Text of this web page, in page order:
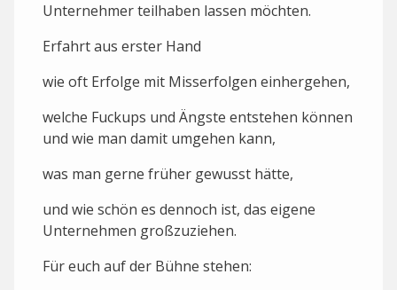
Unternehmer teilhaben lassen möchten.
E rfahrt aus erster Hand
w ie oft Erfolge mit Misserfolgen einhergehen,
w elche Fuckups und Ängste entstehen können
und wie man damit umgehen kann,
w as man gerne früher gewusst hätte,
u nd wie schön es dennoch ist, das eigene
Unternehmen großzuziehen.
F ür euch auf der Bühne stehen: